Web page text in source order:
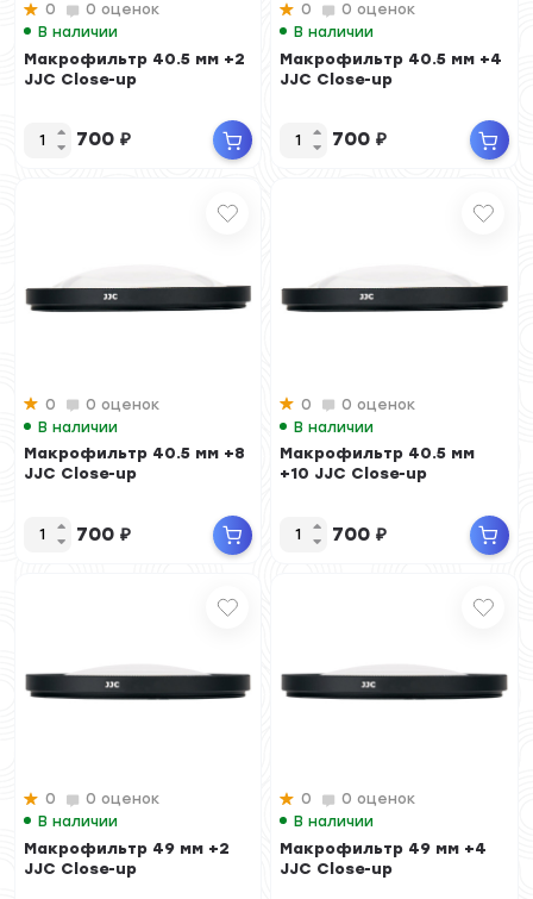
0
0 оценок
В наличии
Макрофильтр 40.5 мм +2
JJC Close-up
700 ₽
0
0 оценок
В наличии
Макрофильтр 40.5 мм +4
JJC Close-up
700 ₽
0
0 оценок
В наличии
Макрофильтр 40.5 мм +8
JJC Close-up
700 ₽
0
0 оценок
В наличии
Макрофильтр 40.5 мм
+10 JJC Close-up
700 ₽
0
0 оценок
В наличии
Макрофильтр 49 мм +2
JJC Close-up
0
0 оценок
В наличии
Макрофильтр 49 мм +4
JJC Close-up